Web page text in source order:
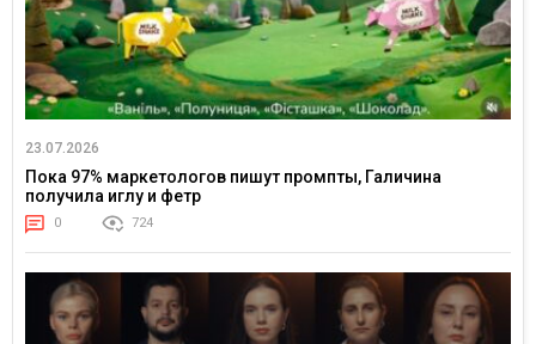
23.07.2026
Пока 97% маркетологов пишут промпты, Галичина
получила иглу и фетр
0 724